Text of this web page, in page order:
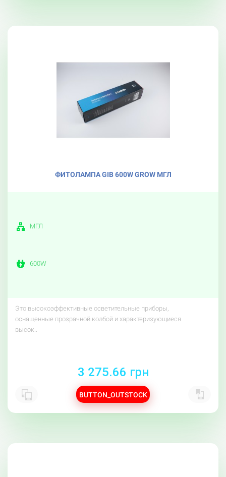
ФИТОЛАМПА GIB 600W GROW МГЛ
МГЛ
600W
Это высокоэффективные осветительные приборы,
оснащенные прозрачной колбой и характеризующиеся
высок..
3 275.66 грн
BUTTON_OUTSTOCK